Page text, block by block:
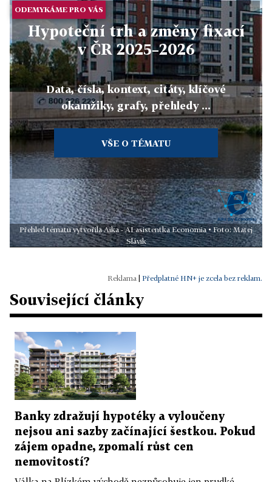
ODEMYKÁME PRO VÁS
Hypoteční trh a změny fixací
v ČR 2025–2026
Data, čísla, kontext, citáty, klíčové
okamžiky, grafy, přehledy ...
VŠE O TÉMATU
Přehled tématu vytvořila Aika - AI asistentka Economia • Foto: Matej
Slávik
Předplatné HN+ je zcela bez reklam.
Související články
Banky zdražují hypotéky a vyloučeny
nejsou ani sazby začínající šestkou. Pokud
zájem opadne, zpomalí růst cen
nemovitostí?